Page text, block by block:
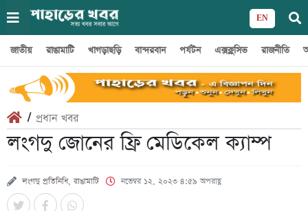
EN
জাতীয় রাঙামাটি খাগড়াছড়ি বান্দরবান পর্যটন এক্সক্লুসিভ রাজনীতি
/ প্রধান খবর
লংগদু জোনের ফ্রি মেডিকেল ক্যাম্প
লংগদু প্রতিনিধি, রাঙামাটি নভেম্বর ১২, ২০২৩ ৪:৫৯ অপরাহ্ণ